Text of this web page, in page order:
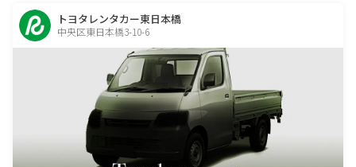
トヨタレンタカー東日本橋
中央区東日本橋3-10-6